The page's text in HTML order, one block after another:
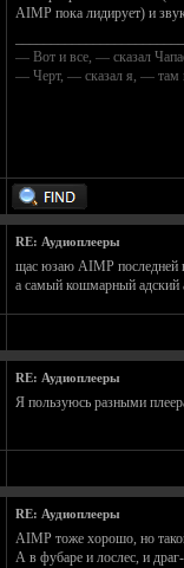
AIMP пока лидирует) и
— Вот и все, — сказал
— Черт, — сказал я, — там
RE: Аудиоплееры
щас юзаю AIMP последней
а самый кошмарный адский
RE: Аудиоплееры
Я пользуюсь разными
RE: Аудиоплееры
AIMP тоже хорошо, но
А в фубаре и лослес, и